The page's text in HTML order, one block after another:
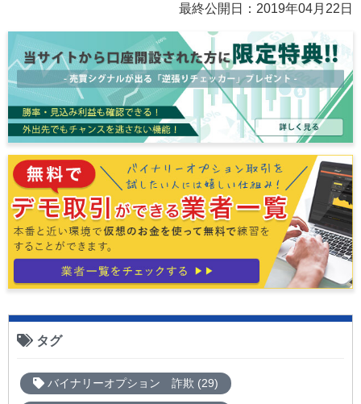
最終公開日： 2019年04月22日
タグ
バイナリーオプション 詐欺 (29)